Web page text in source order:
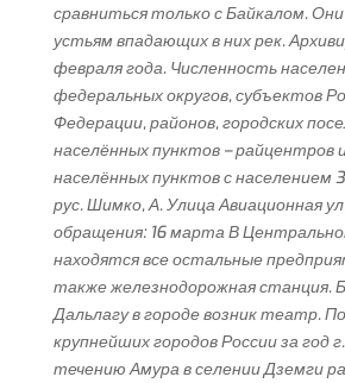
сравниться только с Байкалом.
устьям впадающих в них рек.
февраля года. Численность
федеральных округов, субъектов
Федерации, районов, городских
населённых пунктов – райцентров
населённых пунктов с населением
рус. Шимко, А. Улица Авиационная
обращения: 16 марта В
находятся все остальные
также железнодорожная станция.
Дальлагу в городе возник театр.
крупнейших городов России за год
течению Амура в селении Дземги